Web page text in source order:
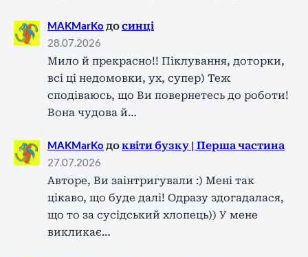
MAKMarKo досинці
28.07.2026
Мило й прекрасно!! Піклування, доторки,
всі ці недомовки, ух, супер) Теж
сподіваюсь, що Ви повернетесь до роботи!
Вона чудова й…
MAKMarKo доквіти бузку | Перша частина
27.07.2026
Авторе, Ви заінтригували :) Мені так
цікаво, що буде далі! Одразу здогадалася,
що то за сусідський хлопець)) У мене
викликає…